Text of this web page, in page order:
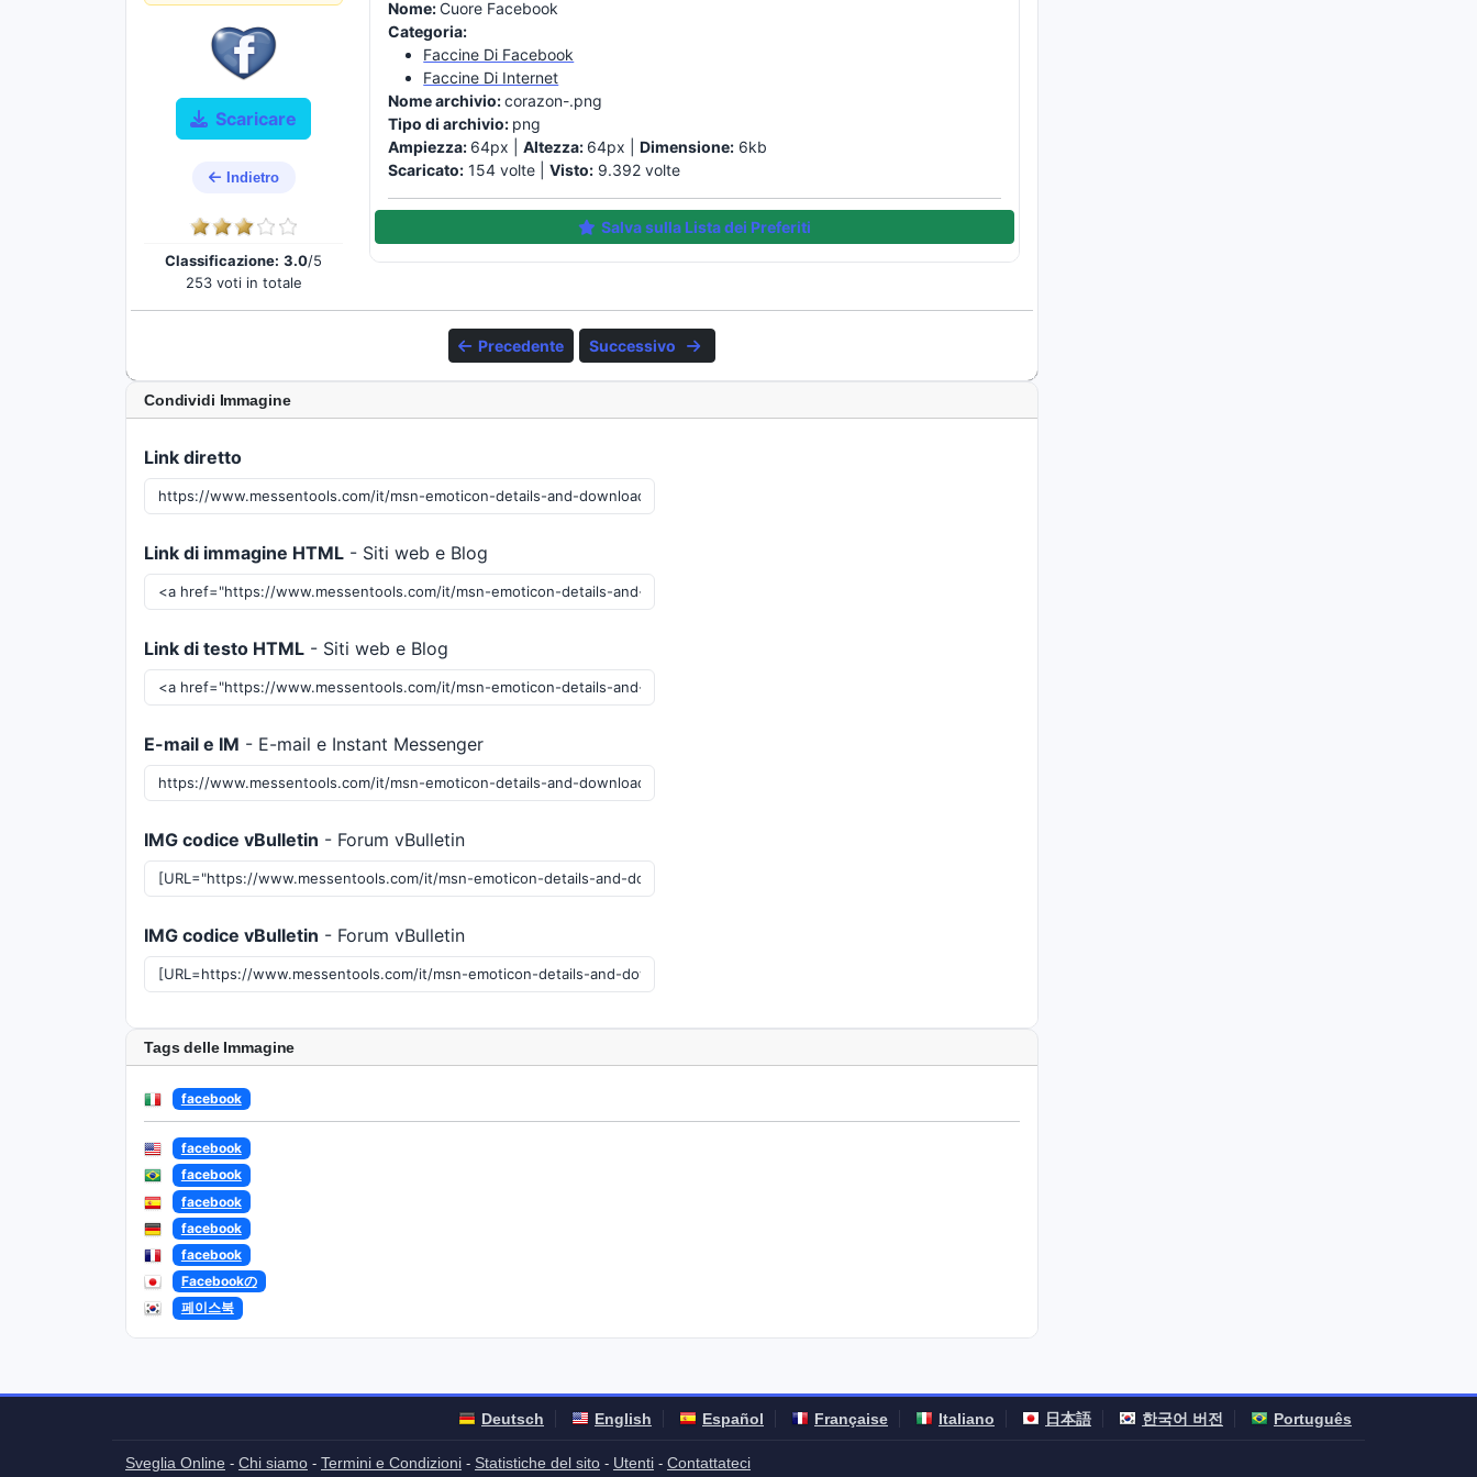
Scaricare
Indietro
Classificazione: 3.0/5
253 voti in totale
Nome:Cuore Facebook
Categoria:
Faccine Di Facebook
Faccine Di Internet
Nome archivio:corazon-.png
Tipo di archivio: png
Ampiezza: 64px |Altezza: 64px |Dimensione: 6kb
Scaricato: 154 volte |Visto: 9.392 volte
Salva sulla Lista dei Preferiti
Precedente Successivo
Condividi Immagine
Link diretto
Link di immagine HTML - Siti web e Blog
Link di testo HTML - Siti web e Blog
E-mail e IM - E-mail e Instant Messenger
IMG codice vBulletin - Forum vBulletin
IMG codice vBulletin - Forum vBulletin
Tags delle Immagine
facebook
facebook
facebook
facebook
facebook
facebook
Facebookの
페이스북
Deutsch English Español Française Italiano 日本語 한국어 버전 Português
Sveglia Online - Chi siamo - Termini e Condizioni - Statistiche del sito - Utenti - Contattateci